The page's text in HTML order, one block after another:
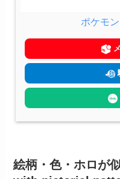
ポケモ
絵柄・色・ホロが